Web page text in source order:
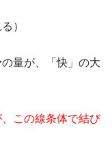
）
の量が、「快」の大
、この線条体で結び